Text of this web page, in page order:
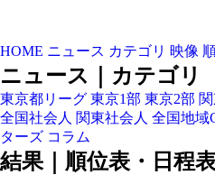
HOME ニュース カテゴリ 映像
ニュース｜カテゴリ
東京都リーグ 東京1部 東京2部
全国社会人 関東社会人 全国地域
ターズ コラム
結果｜順位表・日程